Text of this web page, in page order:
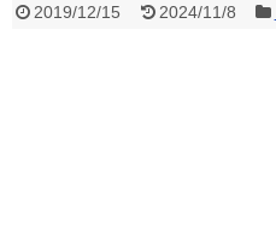
2019/12/15 2024/11/8